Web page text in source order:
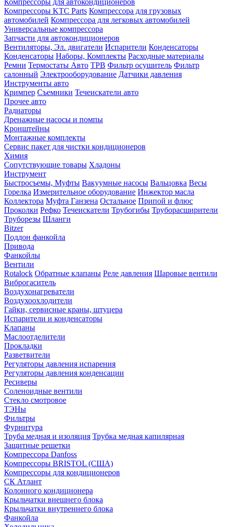
Компрессоры для автокондиционеров
Компрессоры KTC Parts Компрессора для грузовых
автомобилей Компрессора для легковых автомобилей
Универсальные компрессора
Запчасти для автокондиционеров
Вентиляторы, Эл. двигатели Испарители Конденсаторы
Конденсаторы Наборы, Комплекты Расходные материалы
Ремни Термостаты Авто ТРВ Фильтр осушитель Фильтр
салонный Электрооборудование Датчики давления
Инструменты авто
Кримпер Съемники Течеискатели авто
Прочее авто
Радиаторы
Дренажные насосы и помпы
Кронштейны
Монтажные комплекты
Сервис пакет для чистки кондиционеров
Химия
Сопутствующие товары Хладоны
Инструмент
Быстросъемы, Муфты Вакуумные насосы Вальцовка Весы
Горелка Измерительное оборудование Инжектор масла
Коллектора Муфта Ганзена Остальное Припой и флюс
Проколки Рефко Течеискатели Трубогибы Труборасширители
Труборезы Шланги
Bitzer
Поддон фанкойла
Привода
Фанкойлы
Вентили
Rotalock Обратные клапаны Реле давления Шаровые вентили
Виброгаситель
Воздухонагреватели
Воздухоохлодители
Гайки, сервисные краны, штуцера
Испарители и конденсаторы
Клапаны
Маслоотделители
Прокладки
Разветвители
Регуляторы давления испарения
Регуляторы давления конденсации
Ресиверы
Соленоидные вентили
Стекло смотровое
ТЭНы
Фильтры
Фурнитура
Труба медная и изоляция Трубка медная капилярная
Защитные решетки
Компрессора Danfoss
Компрессоры BRISTOL (США)
Компрессоры для кондиционеров
СК Атлант
Колонного кондиционера
Крыльчатки внешнего блока
Крыльчатки внутреннего блока
Фанкойла